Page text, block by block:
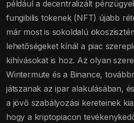
például a decentralizált
fungibilis tokenek (NFT) újabb
már most is sokoldalú
lehetőségeket kínál a piac
kihívásokat is hoz. Az olyan
Wintermute és a Binance,
játszanak az ipar alakulásában,
a jövő szabályozási kereteinek
hogy a kriptopiacon